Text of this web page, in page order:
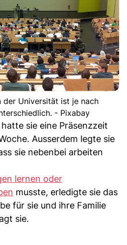
der Universität ist je nach
- Pixabay
sie eine Präsenzzeit
Ausserdem legte sie
sie nebenbei arbeiten
lernen oder
musste, erledigte sie das
für sie und ihre Familie
sie.